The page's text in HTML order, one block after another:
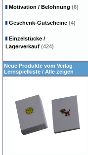
Motivation / Belohnung (6)
Geschenk-Gutscheine (4)
Einzelstücke /
Lagerverkauf (424)
Neue Produkte vom Verlag
Lernspielkiste / Alle zeigen